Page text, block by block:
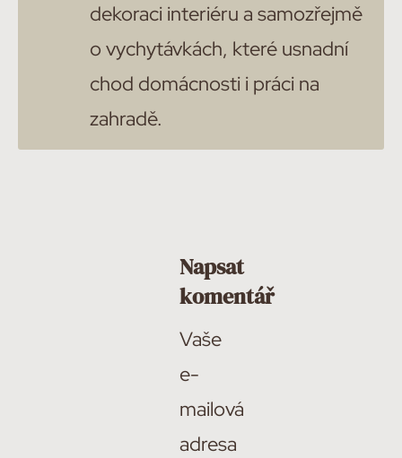
dekoraci interiéru a samozřejmě
o vychytávkách, které usnadní
chod domácnosti i práci na
zahradě.
Napsat
komentář
Vaše
e-
mailová
adresa